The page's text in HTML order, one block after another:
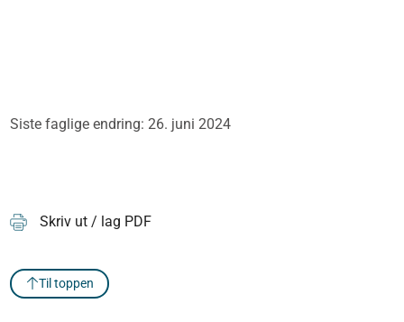
Siste faglige endring: 26. juni 2024
Skriv ut / lag PDF
Til toppen